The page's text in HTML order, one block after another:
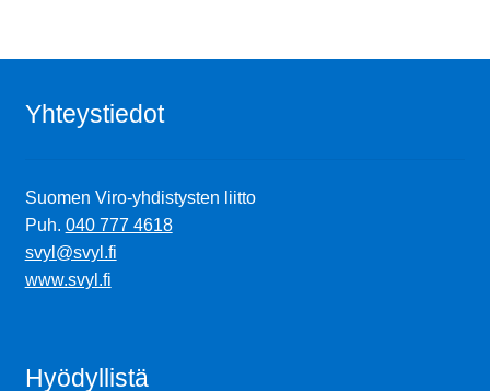
Yhteystiedot
Suomen Viro-yhdistysten liitto
Puh. 040 777 4618
svyl@svyl.fi
www.svyl.fi
Hyödyllistä